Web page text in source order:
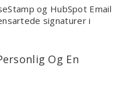
og HubSpot Email
signaturer i
Og En